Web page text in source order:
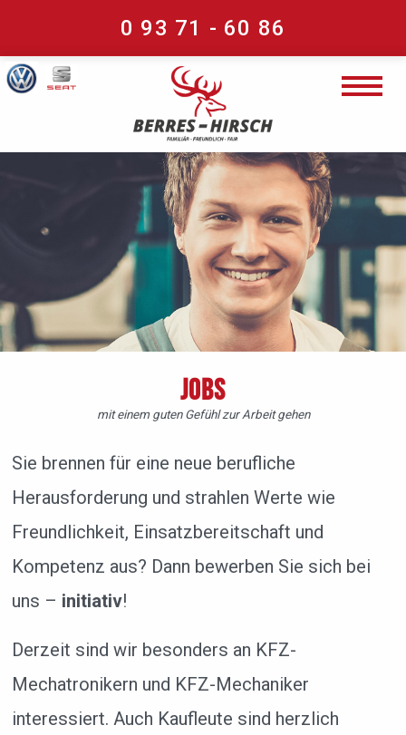
0 93 71 - 60 86
Jobs
mit einem guten Gefühl zur Arbeit gehen
Sie brennen für eine neue berufliche
Herausforderung und strahlen Werte wie
Freundlichkeit, Einsatzbereitschaft und
Kompetenz aus? Dann bewerben Sie sich bei
uns – initiativ!
Derzeit sind wir besonders an KFZ-
Mechatronikern und KFZ-Mechaniker
interessiert. Auch Kaufleute sind herzlich